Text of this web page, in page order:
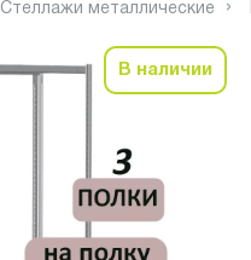
Стеллажи металлические
В наличии